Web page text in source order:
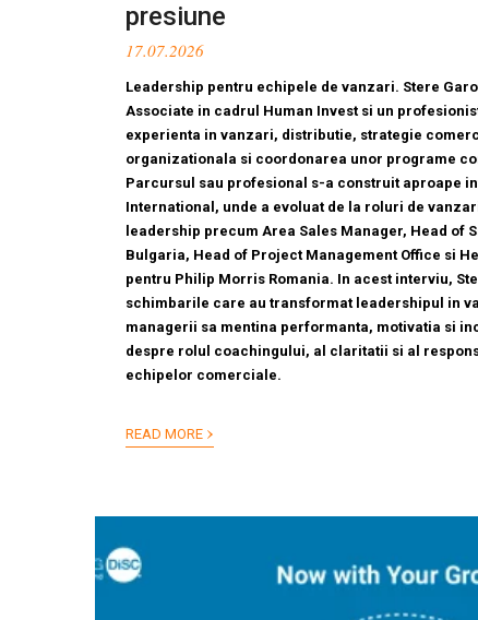
presiune
17.07.2026
Leadership pentru echipele de vanzari. Stere
Associate in cadrul Human Invest si un
experienta in vanzari, distributie, strategie
organizationala si coordonarea unor programe
Parcursul sau profesional s-a construit aproape
International, unde a evoluat de la roluri de
leadership precum Area Sales Manager, Head of
Bulgaria, Head of Project Management Office si
pentru Philip Morris Romania. In acest interviu,
schimbarile care au transformat leadershipul in
managerii sa mentina performanta, motivatia si
despre rolul coachingului, al claritatii si al
echipelor comerciale.
READ MORE ›